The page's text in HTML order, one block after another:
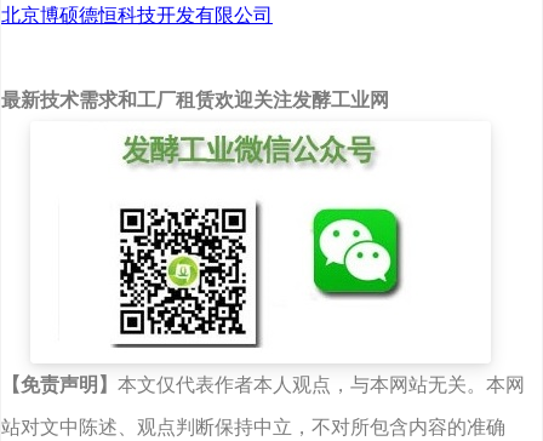
行业对乳酸链球菌素产品的需求
增加是推动市场增长的关键因
链球菌素市场规模为1.21亿美
元，2020年增至1.74亿美元。
北京博硕德恒科技开发有限公司
最新技术需求和工厂租赁欢迎关注发酵工业网
【免责声明】 本文仅代表作者本人观点，与本网站无关。本网
站对文中陈述、观点判断保持中立，不对所包含内容的准确